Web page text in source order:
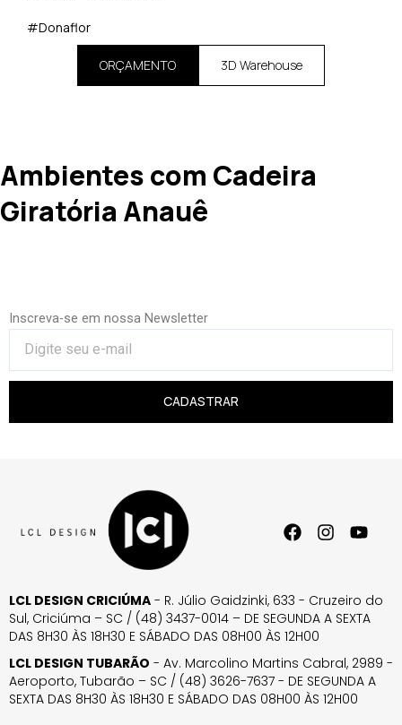
#Donaflor
ORÇAMENTO 3D Warehouse
Ambientes com Cadeira
Giratória Anauê
Inscreva-se em nossa Newsletter
CADASTRAR
LCL DESIGN CRICIÚMA - R. Júlio Gaidzinki, 633 - Cruzeiro do
Sul, Criciúma – SC / (48) 3437-0014 – DE SEGUNDA A SEXTA
DAS 8H30 ÀS 18H30 E SÁBADO DAS 08H00 ÀS 12H00
LCL DESIGN TUBARÃO - Av. Marcolino Martins Cabral, 2989 -
Aeroporto, Tubarão – SC / (48) 3626-7637 - DE SEGUNDA A
SEXTA DAS 8H30 ÀS 18H30 E SÁBADO DAS 08H00 ÀS 12H00